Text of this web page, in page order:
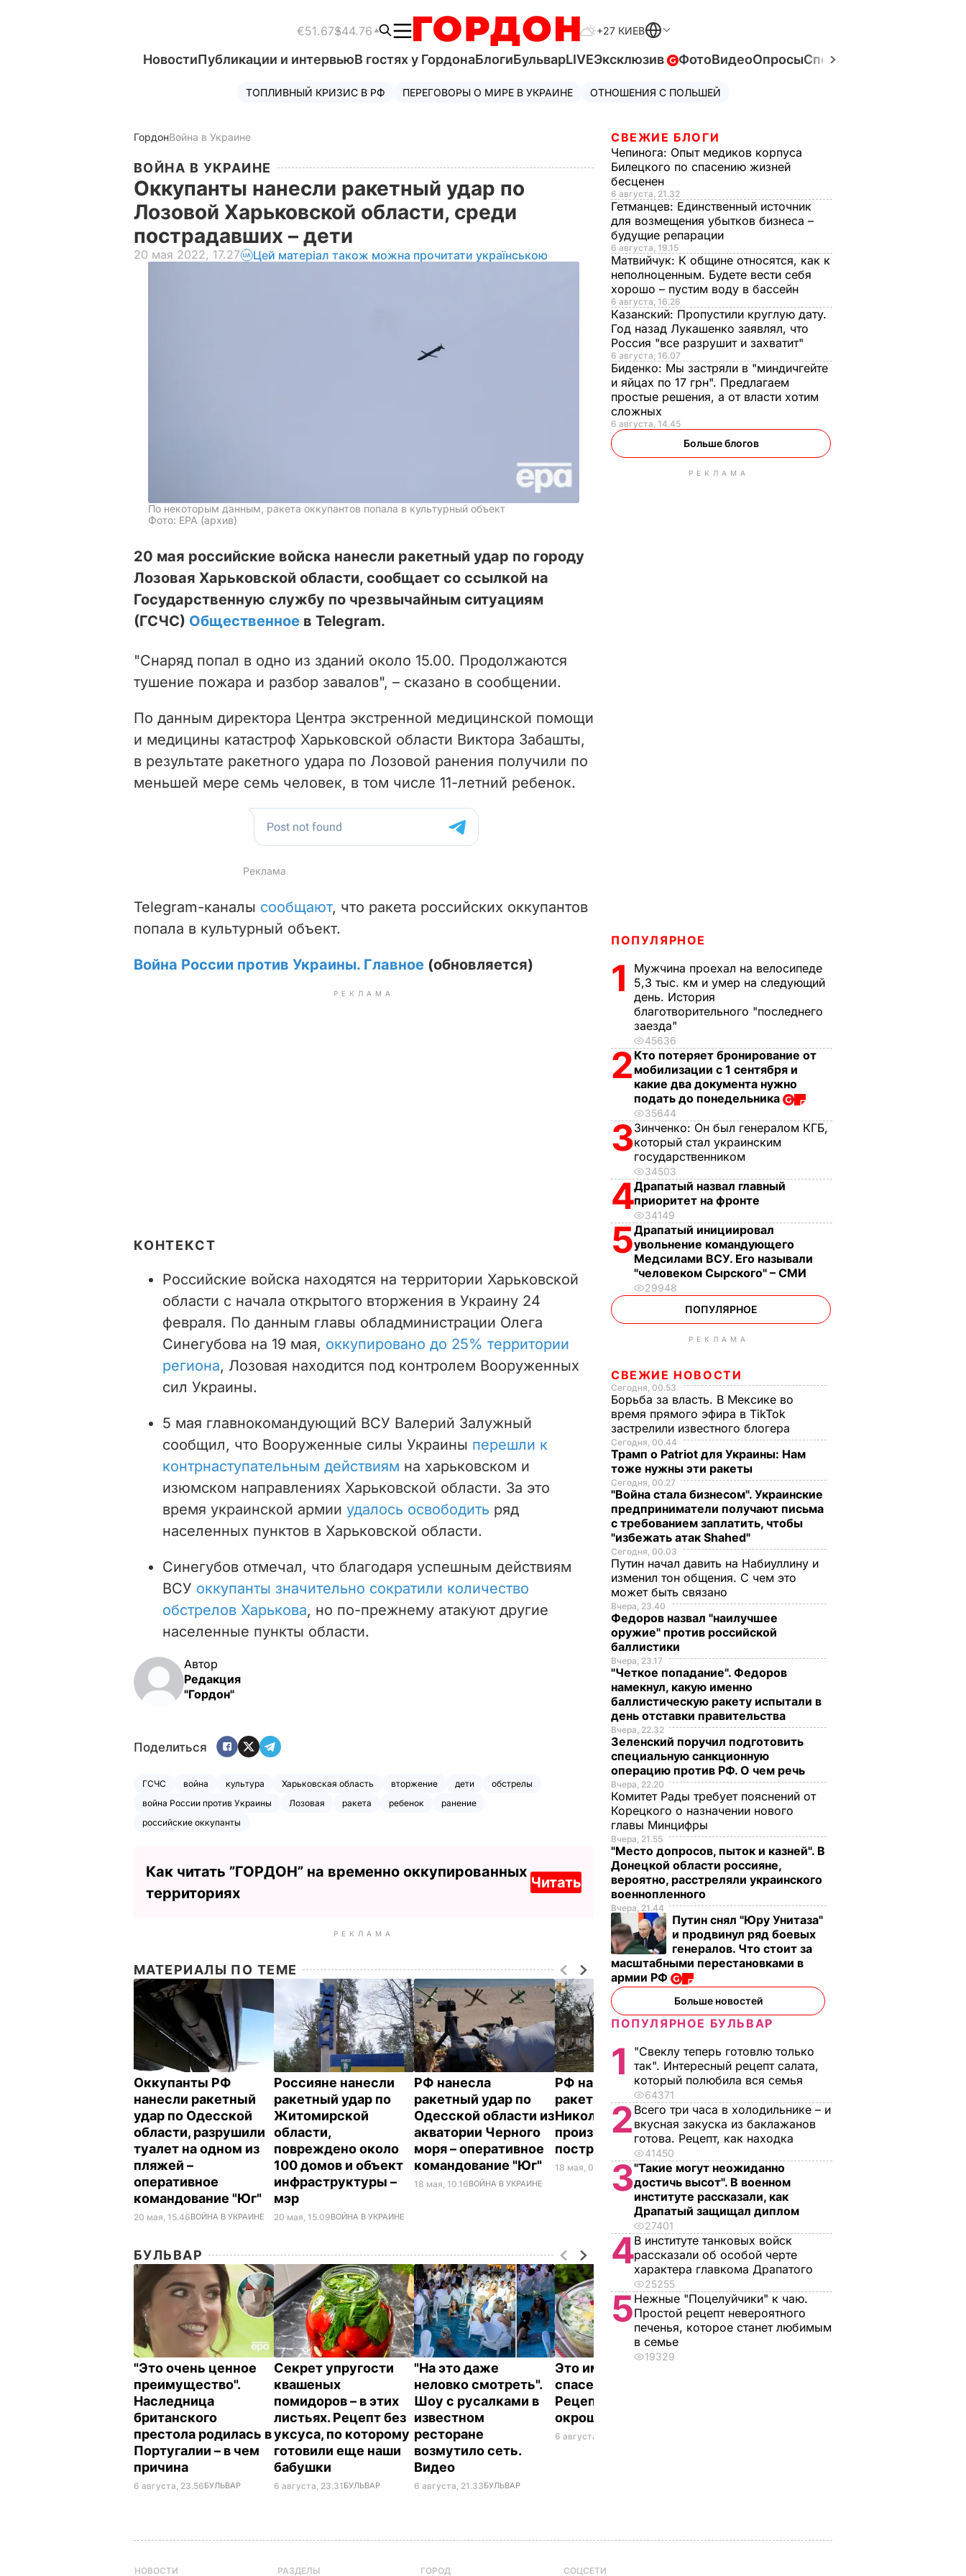
€51.67$44.76 +27 КИЕВ
НовостиПубликации и интервьюВ гостях у ГордонаБлогиБульварLIVEЭксклюзив ФотоВидеоОпросыСпецпроекты
ТОПЛИВНЫЙ КРИЗИС В РФ ПЕРЕГОВОРЫ О МИРЕ В УКРАИНЕ ОТНОШЕНИЯ С ПОЛЬШЕЙ
ГордонВойна в Украине
ВОЙНА В УКРАИНЕ
Оккупанты нанесли ракетный удар по
Лозовой Харьковской области, среди
пострадавших – дети
20 мая 2022, 17.27 Цей матеріал також можна прочитати українською
По некоторым данным, ракета оккупантов попала в культурный объект
Фото: ЕРА (архив)
20 мая российские войска нанесли ракетный удар по городу
Лозовая Харьковской области, сообщает со ссылкой на
Государственную службу по чрезвычайным ситуациям
(ГСЧС) Общественное в Telegram.
"Снаряд попал в одно из зданий около 15.00. Продолжаются
тушение пожара и разбор завалов", – сказано в сообщении.
По данным директора Центра экстренной медицинской помощи
и медицины катастроф Харьковской области Виктора Забашты,
в результате ракетного удара по Лозовой ранения получили по
меньшей мере семь человек, в том числе 11-летний ребенок.
Telegram-каналы сообщают, что ракета российских оккупантов
попала в культурный объект.
Война России против Украины. Главное (обновляется)
РЕКЛАМА
КОНТЕКСТ
Российские войска находятся на территории Харьковской
области с начала открытого вторжения в Украину 24
февраля. По данным главы обладминистрации Олега
Синегубова на 19 мая, оккупировано до 25% территории
региона, Лозовая находится под контролем Вооруженных
сил Украины.
5 мая главнокомандующий ВСУ Валерий Залужный
сообщил, что Вооруженные силы Украины перешли к
контрнаступательным действиям на харьковском и
изюмском направлениях Харьковской области. За это
время украинской армии удалось освободить ряд
населенных пунктов в Харьковской области.
Синегубов отмечал, что благодаря успешным действиям
ВСУ оккупанты значительно сократили количество
обстрелов Харькова, но по-прежнему атакуют другие
населенные пункты области.
Автор
Редакция
"Гордон"
Поделиться
ГСЧС война культура Харьковская область вторжение дети
обстрелы
война России против Украины
Лозовая ракета ребенок
ранение
российские оккупанты
Как читать ”ГОРДОН” на временно оккупированных
территориях
Читать
РЕКЛАМА
МАТЕРИАЛЫ ПО ТЕМЕ
Оккупанты РФ
нанесли ракетный
удар по Одесской
области, разрушили
туалет на одном из
пляжей –
оперативное
командование "Юг"
20 мая, 15.46ВОЙНА В УКРАИНЕ
Россияне нанесли
ракетный удар по
Житомирской
области,
повреждено около
100 домов и объект
инфраструктуры –
мэр
20 мая, 15.09ВОЙНА В УКРАИНЕ
РФ нанесла
ракетный удар по
Одесской области из
акватории Черного
моря – оперативное
командование "Юг"
18 мая, 10.16ВОЙНА В УКРАИНЕ
РФ нанесла
ракетный удар по
Николаеву,
произошел пожар,
пострадал человек
18 мая, 09.48 ВОЙНА В УКРАИНЕ
БУЛЬВАР
"Это очень ценное
преимущество".
Наследница
британского
престола родилась в
Португалии – в чем
причина
6 августа, 23.56БУЛЬВАР
Секрет упругости
квашеных
помидоров – в этих
листьях. Рецепт без
уксуса, по которому
готовили еще наши
бабушки
6 августа, 23.31 БУЛЬВАР
"На это даже
неловко смотреть".
Шоу с русалками в
известном
ресторане
возмутило сеть.
Видео
6 августа, 21.33БУЛЬВАР
Это именно то, что
спасет в жару.
Рецепт вкуснейшей
окрошки
6 августа, 18.21
СВЕЖИЕ БЛОГИ
Чепинога: Опыт медиков корпуса
Билецкого по спасению жизней
бесценен
6 августа, 21.32
Гетманцев: Единственный источник
для возмещения убытков бизнеса –
будущие репарации
6 августа, 19.15
Матвийчук: К общине относятся, как к
неполноценным. Будете вести себя
хорошо – пустим воду в бассейн
6 августа, 16.26
Казанский: Пропустили круглую дату.
Год назад Лукашенко заявлял, что
Россия "все разрушит и захватит"
6 августа, 16.07
Биденко: Мы застряли в "миндичгейте
и яйцах по 17 грн". Предлагаем
простые решения, а от власти хотим
сложных
6 августа, 14.45
Больше блогов
РЕКЛАМА
ПОПУЛЯРНОЕ
1
Мужчина проехал на велосипеде
5,3 тыс. км и умер на следующий
день. История
благотворительного "последнего
заезда"
45636
2 Кто потеряет бронирование от
мобилизации с 1 сентября и
какие два документа нужно
подать до понедельника
35644
3Зинченко: Он был генералом КГБ,
который стал украинским
государственником
34503
4Драпатый назвал главный
приоритет на фронте
34149
5Драпатый инициировал
увольнение командующего
Медсилами ВСУ. Его называли
"человеком Сырского" – СМИ
29948
ПОПУЛЯРНОЕ
РЕКЛАМА
СВЕЖИЕ НОВОСТИ
Сегодня, 00.53
Борьба за власть. В Мексике во
время прямого эфира в TikTok
застрелили известного блогера
Сегодня, 00.44
Трамп о Patriot для Украины: Нам
тоже нужны эти ракеты
Сегодня, 00.27
"Война стала бизнесом". Украинские
предприниматели получают письма
с требованием заплатить, чтобы
"избежать атак Shahed"
Сегодня, 00.03
Путин начал давить на Набиуллину и
изменил тон общения. С чем это
может быть связано
Вчера, 23.40
Федоров назвал "наилучшее
оружие" против российской
баллистики
Вчера, 23.17
"Четкое попадание". Федоров
намекнул, какую именно
баллистическую ракету испытали в
день отставки правительства
Вчера, 22.32
Зеленский поручил подготовить
специальную санкционную
операцию против РФ. О чем речь
Вчера, 22.20
Комитет Рады требует пояснений от
Корецкого о назначении нового
главы Минцифры
Вчера, 21.55
"Место допросов, пыток и казней". В
Донецкой области россияне,
вероятно, расстреляли украинского
военнопленного
Вчера, 21.44
Путин снял "Юру Унитаза"
и продвинул ряд боевых
генералов. Что стоит за
масштабными перестановками в
армии РФ
Больше новостей
ПОПУЛЯРНОЕ БУЛЬВАР
1
"Свеклу теперь готовлю только
так". Интересный рецепт салата,
который полюбила вся семья
64371
2 Всего три часа в холодильнике – и
вкусная закуска из баклажанов
готова. Рецепт, как находка
41450
3"Такие могут неожиданно
достичь высот". В военном
институте рассказали, как
Драпатый защищал диплом
27401
4В институте танковых войск
рассказали об особой черте
характера главкома Драпатого
25255
5Нежные "Поцелуйчики" к чаю.
Простой рецепт невероятного
печенья, которое станет любимым
в семье
19329
НОВОСТИ РАЗДЕЛЫ ГОРОД СОЦСЕТИ